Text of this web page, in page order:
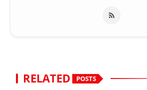
RELATED POSTS